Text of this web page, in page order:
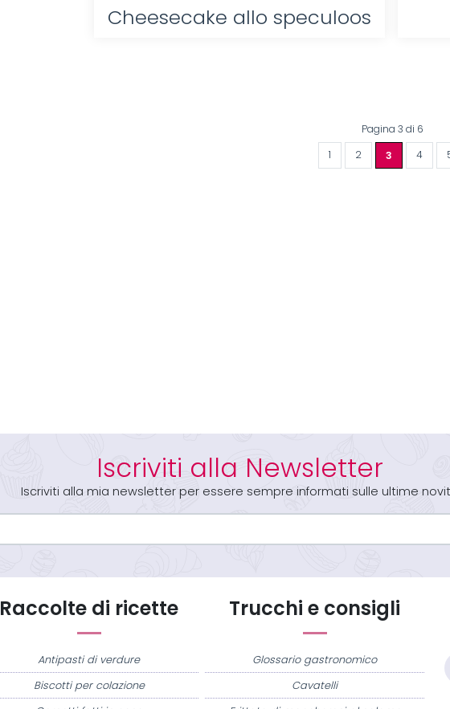
Cheesecake allo speculoos
Pagina 3 di 6
1 2 3 4
Iscriviti alla Newsletter
Iscriviti alla mia newsletter per essere sempre informati sulle ultime
Raccolte di ricette
Antipasti di verdure
Biscotti per colazione
Trucchi e consigli
Glossario gastronomico
Cavatelli